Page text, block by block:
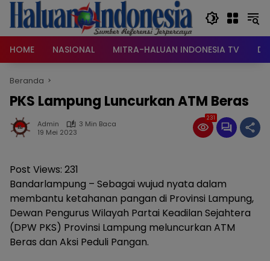
Langsung
konten
HOME
NASIONAL MITRA-HALUAN INDONESIA TV
Beranda
PKS Lampung Luncurkan ATM Beras
Admin
3 Min Baca
19 Mei 2023
231
Post Views: 231
Bandarlampung – Sebagai wujud nyata dalam
membantu ketahanan pangan di Provinsi Lampung,
Dewan Pengurus Wilayah Partai Keadilan Sejahtera
(DPW PKS) Provinsi Lampung meluncurkan ATM
Beras dan Aksi Peduli Pangan.